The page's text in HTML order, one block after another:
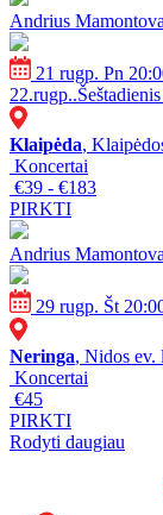
Andrius
21 rugp. Pn
Klaipėda,
Koncertai
€39 - €183
PIRKTI
Andrius
29 rugp. Št
Neringa, Nidos ev.
Koncertai
€45
PIRKTI
Rodyti daugiau